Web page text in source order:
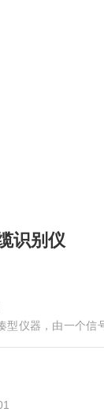
识别仪
型仪器，由一个信
。为了可靠准确地